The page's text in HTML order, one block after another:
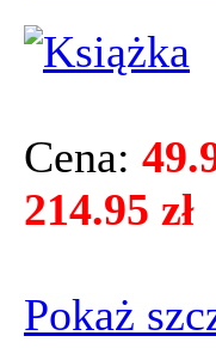
Cena:
214.95 zł
Pokaż